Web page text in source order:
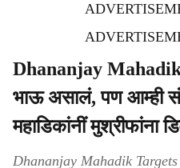
Dhananjay Mahadik
भाऊ असालं, पण आम्ही
महाडिकांनीं मुश्रीफांना
Dhananjay Mahadik